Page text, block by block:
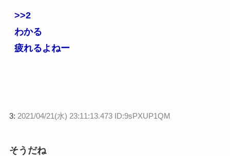
>>2
わかる
疲れるよねー
3: 2021/04/21(水) 23:11:13.473 ID:9sPXUP1QM
そうだね